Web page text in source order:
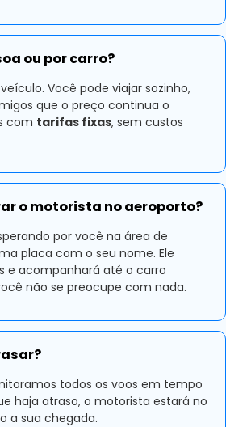
ou por carro?
Você pode viajar sozinho,
que o preço continua o
com tarifas fixas, sem custos
o motorista no aeroporto?
por você na área de
placa com o seu nome. Ele
e acompanhará até o carro
não se preocupe com nada.
todos os voos em tempo
haja atraso, o motorista estará no
a sua chegada.